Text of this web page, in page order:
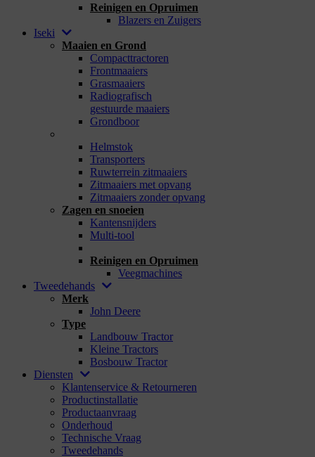
Reinigen en Opruimen
Blazers en Zuigers
Iseki
Maaien en Grond
Compacttractoren
Frontmaaiers
Grasmaaiers
Radiografisch
gestuurde maaiers
Grondboor
Helmstok
Transporters
Ruwterrein zitmaaiers
Zitmaaiers met opvang
Zitmaaiers zonder opvang
Zagen en snoeien
Kantensnijders
Multi-tool
Reinigen en Opruimen
Veegmachines
Tweedehands
Merk
John Deere
Type
Landbouw Tractor
Kleine Tractors
Bosbouw Tractor
Diensten
Klantenservice & Retourneren
Productinstallatie
Productaanvraag
Onderhoud
Technische Vraag
Tweedehands